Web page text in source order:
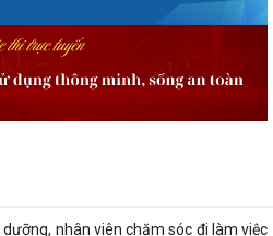
trình Sức khỏe học đườnggia i
07 cá nhân đã có thành tích xuất sắc
nhân viên chăm sóc đi làm việc